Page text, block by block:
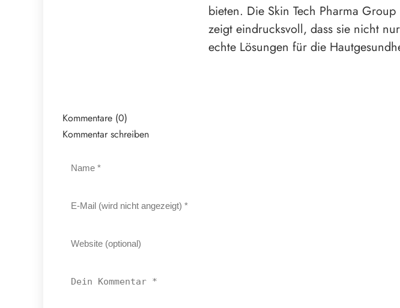
bieten. Die Skin Tech Pharma
zeigt eindrucksvoll, dass sie nicht
echte Lösungen für die
Kommentare (0)
Kommentar schreiben